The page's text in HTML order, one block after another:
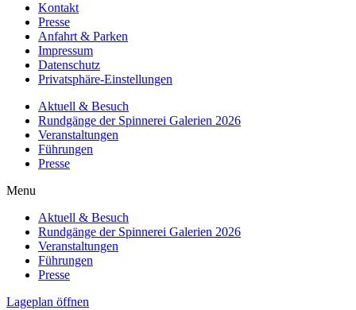
Kontakt
Presse
Anfahrt & Parken
Impressum
Datenschutz
Privatsphäre-Einstellungen
Aktuell & Besuch
Rundgänge der Spinnerei Galerien 2026
Veranstaltungen
Führungen
Presse
Menu
Aktuell & Besuch
Rundgänge der Spinnerei Galerien 2026
Veranstaltungen
Führungen
Presse
Lageplan öffnen